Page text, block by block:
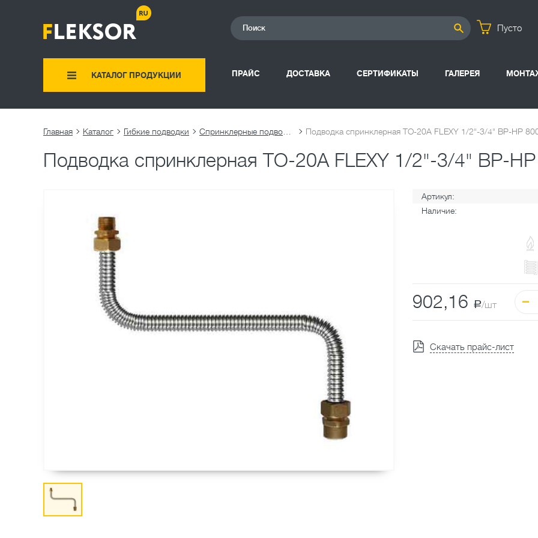
Пусто
КАТАЛОГ ПРОДУКЦИИ ПРАЙС ДОСТАВКА СЕРТИФИКАТЫ ГАЛЕРЕЯ
Главная Каталог Гибкие подводки Подводка спринклерная TO-20A FLEXY 1/2"-3/4" ВР-НР
Подводка спринклерная TO-20A FLEXY 1/2"-3/4" ВР-
Артикул:
Наличие:
902,16 a/шт
Скачать прайс-лист